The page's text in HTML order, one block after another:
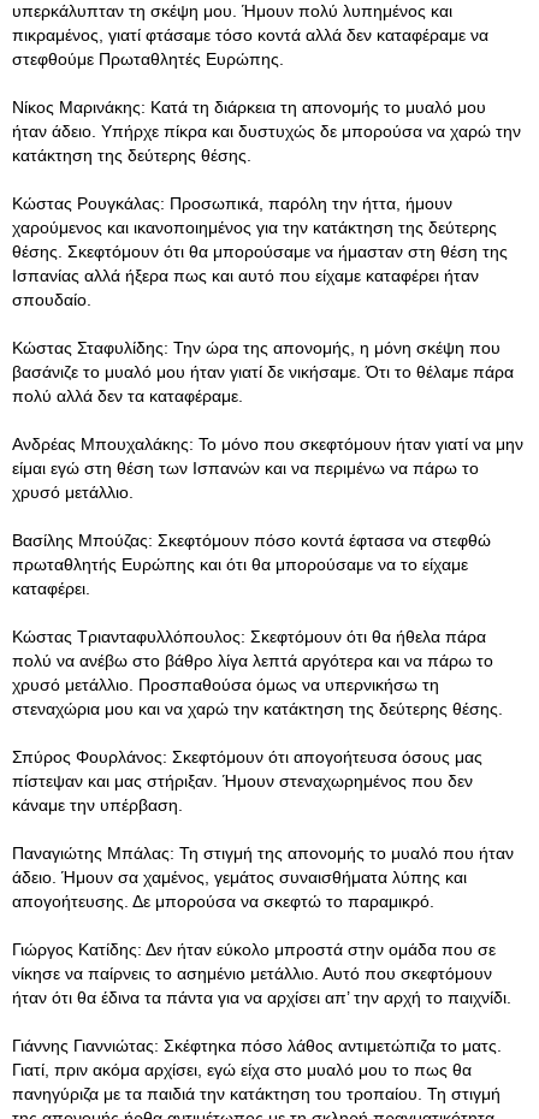
υπερκάλυπταν τη σκέψη μου. Ήμουν πολύ λυπημένος και
πικραμένος, γιατί φτάσαμε τόσο κοντά αλλά δεν καταφέραμε να
στεφθούμε Πρωταθλητές Ευρώπης.
Νίκος Μαρινάκης: Κατά τη διάρκεια τη απονομής το μυαλό μου
ήταν άδειο. Υπήρχε πίκρα και δυστυχώς δε μπορούσα να χαρώ την
κατάκτηση της δεύτερης θέσης.
Κώστας Ρουγκάλας: Προσωπικά, παρόλη την ήττα, ήμουν
χαρούμενος και ικανοποιημένος για την κατάκτηση της δεύτερης
θέσης. Σκεφτόμουν ότι θα μπορούσαμε να ήμασταν στη θέση της
Ισπανίας αλλά ήξερα πως και αυτό που είχαμε καταφέρει ήταν
σπουδαίο.
Κώστας Σταφυλίδης: Την ώρα της απονομής, η μόνη σκέψη που
βασάνιζε το μυαλό μου ήταν γιατί δε νικήσαμε. Ότι το θέλαμε πάρα
πολύ αλλά δεν τα καταφέραμε.
Ανδρέας Μπουχαλάκης: Το μόνο που σκεφτόμουν ήταν γιατί να μην
είμαι εγώ στη θέση των Ισπανών και να περιμένω να πάρω το
χρυσό μετάλλιο.
Βασίλης Μπούζας: Σκεφτόμουν πόσο κοντά έφτασα να στεφθώ
πρωταθλητής Ευρώπης και ότι θα μπορούσαμε να το είχαμε
καταφέρει.
Κώστας Τριανταφυλλόπουλος: Σκεφτόμουν ότι θα ήθελα πάρα
πολύ να ανέβω στο βάθρο λίγα λεπτά αργότερα και να πάρω το
χρυσό μετάλλιο. Προσπαθούσα όμως να υπερνικήσω τη
στεναχώρια μου και να χαρώ την κατάκτηση της δεύτερης θέσης.
Σπύρος Φουρλάνος: Σκεφτόμουν ότι απογοήτευσα όσους μας
πίστεψαν και μας στήριξαν. Ήμουν στεναχωρημένος που δεν
κάναμε την υπέρβαση.
Παναγιώτης Μπάλας: Τη στιγμή της απονομής το μυαλό που ήταν
άδειο. Ήμουν σα χαμένος, γεμάτος συναισθήματα λύπης και
απογοήτευσης. Δε μπορούσα να σκεφτώ το παραμικρό.
Γιώργος Κατίδης: Δεν ήταν εύκολο μπροστά στην ομάδα που σε
νίκησε να παίρνεις το ασημένιο μετάλλιο. Αυτό που σκεφτόμουν
ήταν ότι θα έδινα τα πάντα για να αρχίσει απ’ την αρχή το παιχνίδι.
Γιάννης Γιαννιώτας: Σκέφτηκα πόσο λάθος αντιμετώπιζα το ματς.
Γιατί, πριν ακόμα αρχίσει, εγώ είχα στο μυαλό μου το πως θα
πανηγύριζα με τα παιδιά την κατάκτηση του τροπαίου. Τη στιγμή